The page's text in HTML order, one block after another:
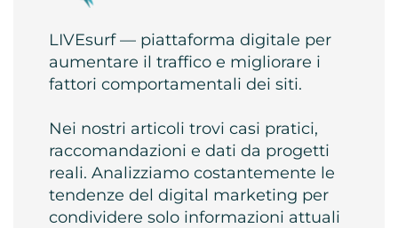
LIVEsurf — piattaforma digitale per
aumentare il traffico e migliorare i
fattori comportamentali dei siti.
Nei nostri articoli trovi casi pratici,
raccomandazioni e dati da progetti
reali. Analizziamo costantemente le
tendenze del digital marketing per
condividere solo informazioni attuali